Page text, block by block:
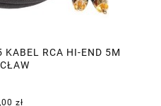
KABEL RCA HI-END 5M
zł